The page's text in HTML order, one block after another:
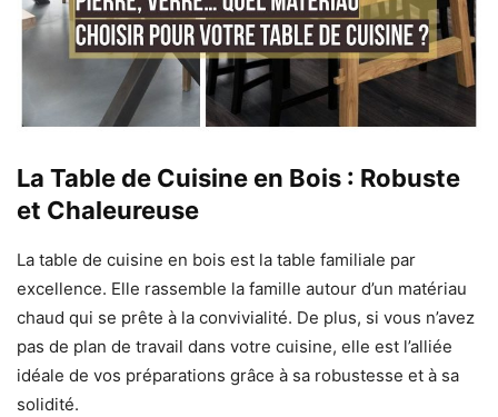
La Table de Cuisine en Bois : Robuste
et Chaleureuse
La table de cuisine en bois est la table familiale par
excellence. Elle rassemble la famille autour d’un matériau
chaud qui se prête à la convivialité. De plus, si vous n’avez
pas de plan de travail dans votre cuisine, elle est l’alliée
idéale de vos préparations grâce à sa robustesse et à sa
solidité.